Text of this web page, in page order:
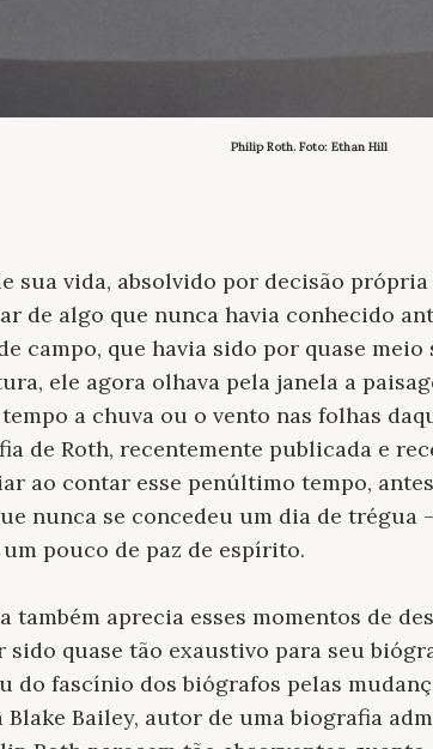
Philip Roth. Foto: Ethan Hill
sua vida, absolvido por decisão
de algo que nunca havia conhecido
campo, que havia sido por quase
ele agora olhava pela janela a
a chuva ou o vento nas folhas
de Roth, recentemente publicada e
ao contar esse penúltimo tempo,
nunca se concedeu um dia de
pouco de paz de espírito.
também aprecia esses momentos de
sido quase tão exaustivo para seu
do fascínio dos biógrafos pelas
Bailey, autor de uma biografia